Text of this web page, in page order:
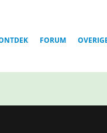
FORUM